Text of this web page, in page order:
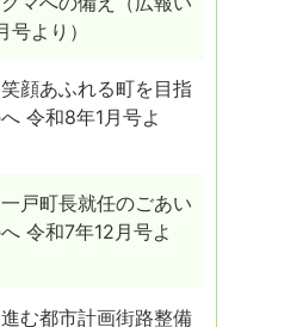
より）
顔あふれる町を目指
令和8年1月号よ
戸町長就任のごあい
令和7年12月号よ
む都市計画街路整備